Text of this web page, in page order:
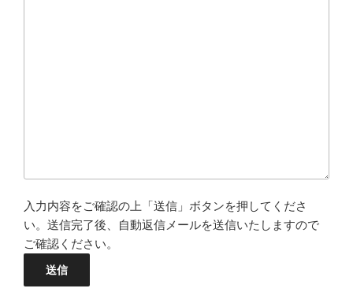
入力内容をご確認の上「送信」ボタンを押してくださ
い。送信完了後、自動返信メールを送信いたしますので
ご確認ください。